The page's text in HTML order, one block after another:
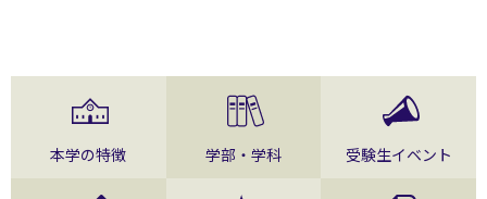
本学の特徴 学部・学科 受験生イベント